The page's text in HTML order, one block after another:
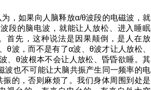
，如果向人脑释放α/θ波段的电磁波，就
段的脑电波，就能让人放松、进入睡眠
首先，这种说法是因果颠倒，是人在放
θ波，而不是有了α波、θ波才让人放松、
、θ波根本不会让人放松、昏昏欲睡。其
波也不可能让大脑共振产生同一频率的电
的，否则麻烦了。我们身体周围到处是